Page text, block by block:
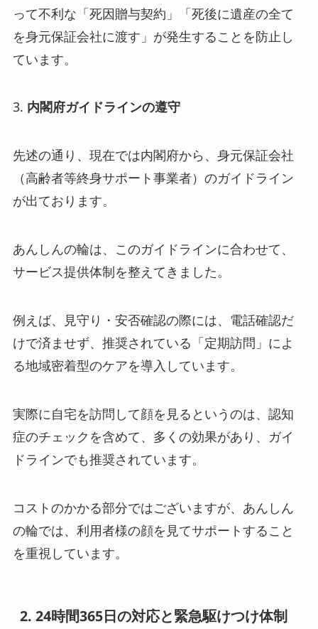
って不利な「死因贈与契約」「死後に遺産の全て
を身元保証会社に渡す」が発生することを防止し
ています。
3. 内閣府ガイドラインの遵守
先述の通り、現在では内閣府から、身元保証会社
（高齢者等終身サポート事業者）のガイドライン
が出ております。
あんしんの輪は、このガイドラインに合わせて、
サービス提供体制を整えてきました。
例えば、見守り・安否確認の際には、電話確認だ
けで済ませず、推奨されている「定期訪問」によ
る地域密着型のケアを導入しています。
実際に自宅を訪問して顔を見るというのは、認知
症のチェックを含めて、多くの効果があり、ガイ
ドラインでも推奨されています。
コストのかかる部分ではございますが、あんしん
の輪では、利用者様の顔を見てサポートすること
を重視しています。
2. 24時間365日の対応と緊急駆けつけ体制